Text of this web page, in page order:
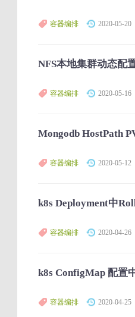
容器编排 2020-05-20
NFS本地集群动态配
容器编排 2020-05-16
Mongodb HostPath
容器编排 2020-05-12
k8s Deployment中
容器编排 2020-04-26
k8s ConfigMap 配置
容器编排 2020-04-25